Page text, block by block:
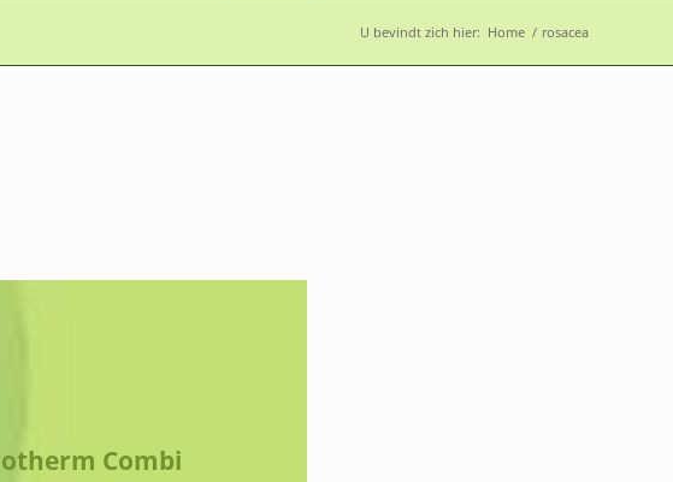
U bevindt zich hier: Home / rosacea
Combi